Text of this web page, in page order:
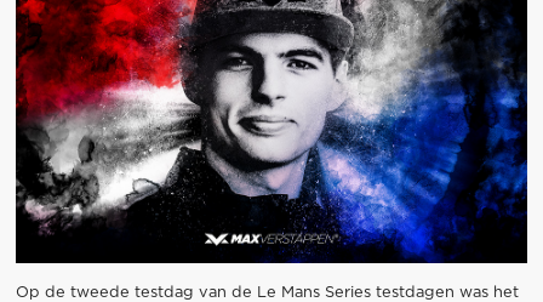
Op de tweede testdag van de Le Mans Series testdagen was het